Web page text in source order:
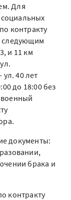
Для
контракту
следующим
и 11 км
40 лет
до 18:00 без
документы:
брака и
контракту